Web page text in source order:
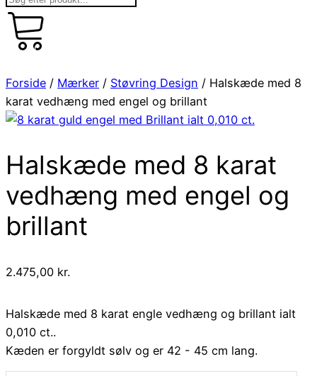
0
0,00 kr.
Forside / Mærker / Støvring Design / Halskæde med 8
karat vedhæng med engel og brillant
Halskæde med 8 karat
vedhæng med engel og
brillant
2.475,00 kr.
Halskæde med 8 karat engle vedhæng og brillant ialt
0,010 ct..
Kæden er forgyldt sølv og er 42 - 45 cm lang.